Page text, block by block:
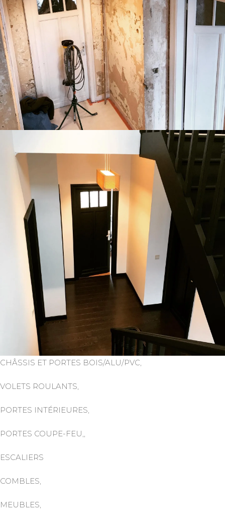
CHÂSSIS ET PORTES BOIS/ALU/PVC,
VOLETS ROULANTS,
PORTES INTÉRIEURES,
PORTES COUPE-FEU,,
ESCALIERS
COMBLES,
MEUBLES,